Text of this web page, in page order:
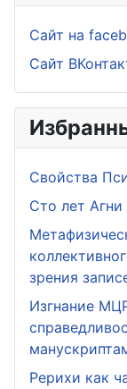
Сайт на
Сайт
Свойства
Сто лет
зрения
Изгнание
Рерихи как